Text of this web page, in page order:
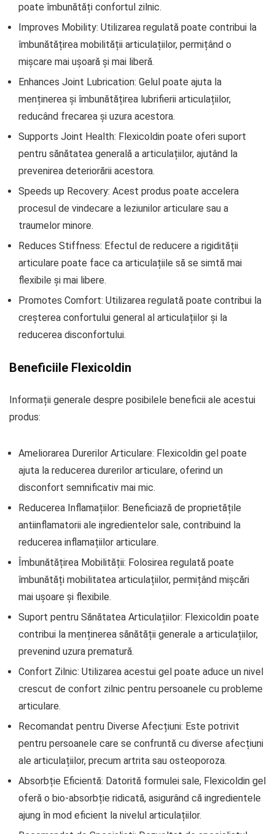
poate îmbunătăți confortul zilnic.
Improves Mobility: Utilizarea regulată poate contribui la
îmbunătățirea mobilității articulațiilor, permițând o
mișcare mai ușoară și mai liberă.
Enhances Joint Lubrication: Gelul poate ajuta la
menținerea și îmbunătățirea lubrifierii articulațiilor,
reducând frecarea și uzura acestora.
Supports Joint Health: Flexicoldin poate oferi suport
pentru sănătatea generală a articulațiilor, ajutând la
prevenirea deteriorării acestora.
Speeds up Recovery: Acest produs poate accelera
procesul de vindecare a leziunilor articulare sau a
traumelor minore.
Reduces Stiffness: Efectul de reducere a rigidității
articulare poate face ca articulațiile să se simtă mai
flexibile și mai libere.
Promotes Comfort: Utilizarea regulată poate contribui la
creșterea confortului general al articulațiilor și la
reducerea disconfortului.
Beneficiile Flexicoldin
Informații generale despre posibilele beneficii ale acestui
produs:
Ameliorarea Durerilor Articulare: Flexicoldin gel poate
ajuta la reducerea durerilor articulare, oferind un
disconfort semnificativ mai mic.
Reducerea Inflamațiilor: Beneficiază de proprietățile
antiinflamatorii ale ingredientelor sale, contribuind la
reducerea inflamațiilor articulare.
Îmbunătățirea Mobilității: Folosirea regulată poate
îmbunătăți mobilitatea articulațiilor, permițând mișcări
mai ușoare și flexibile.
Suport pentru Sănătatea Articulațiilor: Flexicoldin poate
contribui la menținerea sănătății generale a articulațiilor,
prevenind uzura prematură.
Confort Zilnic: Utilizarea acestui gel poate aduce un nivel
crescut de confort zilnic pentru persoanele cu probleme
articulare.
Recomandat pentru Diverse Afecțiuni: Este potrivit
pentru persoanele care se confruntă cu diverse afecțiuni
ale articulațiilor, precum artrita sau osteoporoza.
Absorbție Eficientă: Datorită formulei sale, Flexicoldin gel
oferă o bio-absorbție ridicată, asigurând că ingredientele
ajung în mod eficient la nivelul articulațiilor.